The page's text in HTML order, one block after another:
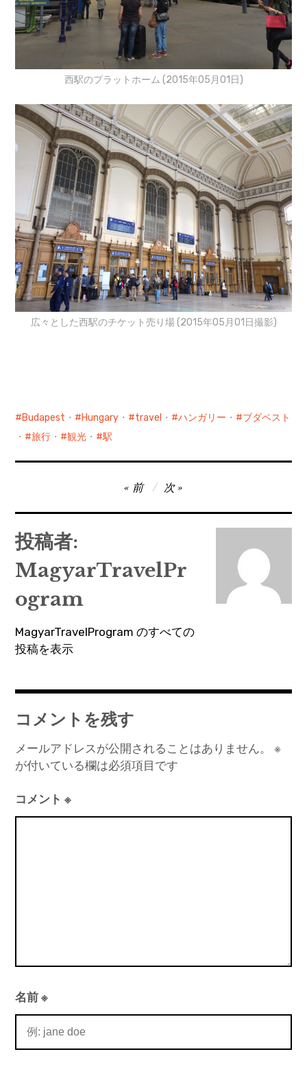
西駅のプラットホーム (2015年05月01日)
広々とした西駅のチケット売り場 (2015年05月01日撮影)
Budapest ・ Hungary ・ travel ・ ハンガリー ・
ブダペスト
・
旅行 ・ 観光 ・ 駅
稿
ナ
ビ
ゲ
ー
シ
ョ
ン
前 次
投稿者:
MagyarTravelPr
ogram
MagyarTravelProgram のすべての
投稿を表示
コメントを残す
メールアドレスが公開されることはありません。
※
が付いている欄は必須項目です
コメント※
名前※